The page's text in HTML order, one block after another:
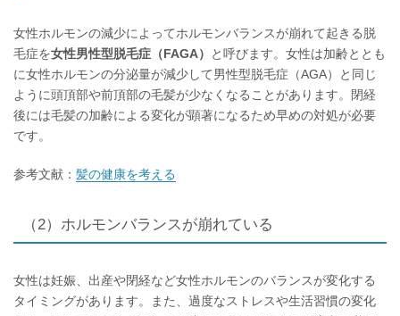
女性ホルモンの減少によってホルモンバランスが崩れて起きる脱
毛症を女性男性型脱毛症（FAGA）
と呼びます。女性は加齢ととも
に女性ホルモンの分泌量が減少して男性型脱毛症（AGA）と同じ
ように頭頂部や前頂部の毛髪が少なくなることがあります。閉経
後には毛髪の加齢による変化が顕著になるため早めの対処が必要
です。
参考文献： 髪の健康を考える
（2）ホルモンバランスが崩れている
女性は妊娠、出産や閉経など女性ホルモンのバランスが変化する
タイミングがあります。また、過度なストレスや生活習慣の変化